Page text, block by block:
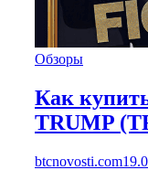
Обзоры
Как
TRUMP
btcnovosti.com